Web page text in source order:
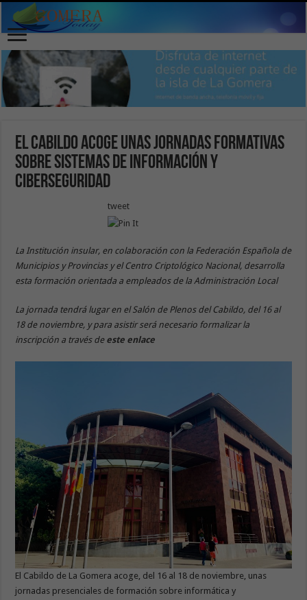
El Cabildo acoge unas jornadas formativas
sobre sistemas de información y
ciberseguridad
tweet
La Institución insular, en colaboración con la Federación Española de
Municipios y Provincias y el Centro Criptológico Nacional, desarrolla
esta formación orientada a empleados de la Administración Local
La jornada tendrá lugar en el Salón de Plenos del Cabildo, del 16 al
18 de noviembre, y para asistir será necesario formalizar la
inscripción a través de este enlace
El Cabildo de La Gomera acoge, del 16 al 18 de noviembre, unas
jornadas presenciales de formación sobre informática y